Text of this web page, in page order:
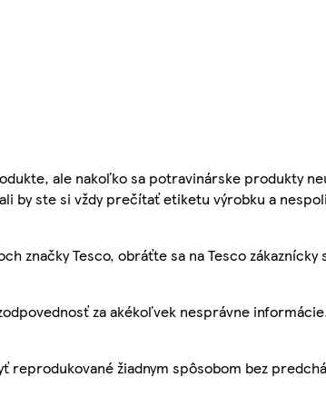
ale nakoľko sa potravinárske produkty
by ste si vždy prečítať etiketu výrobku a
značky Tesco, obráťte sa na Tesco
za akékoľvek nesprávne
žiadnym spôsobom bez